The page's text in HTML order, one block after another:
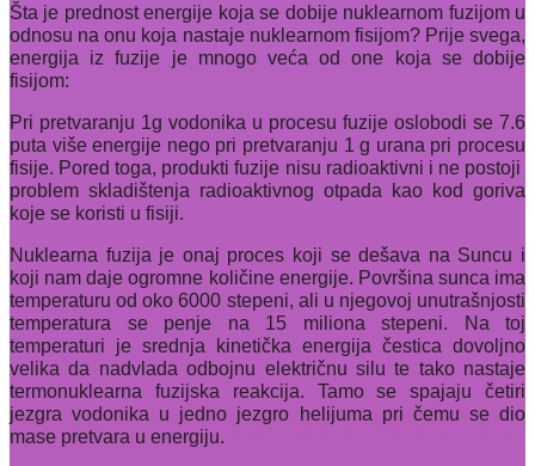
Šta je prednost energije koja se dobije nuklearnom fuzijom u
odnosu na onu koja nastaje nuklearnom fisijom? Prije svega,
energija iz fuzije je mnogo veća od one koja se dobije
fisijom:
Pri pretvaranju 1g vodonika u procesu fuzije oslobodi se 7.6
puta više energije nego pri pretvaranju 1 g urana pri procesu
fisije. Pored toga, produkti fuzije nisu radioaktivni i ne postoji
problem skladištenja radioaktivnog otpada kao kod goriva
koje se koristi u fisiji.
Nuklearna fuzija je onaj proces koji se dešava na Suncu i
koji nam daje ogromne količine energije. Površina sunca ima
temperaturu od oko 6000 stepeni, ali u njegovoj unutrašnjosti
temperatura se penje na 15 miliona stepeni. Na toj
temperaturi je srednja kinetička energija čestica dovoljno
velika da nadvlada odbojnu električnu silu te tako nastaje
termonuklearna fuzijska reakcija. Tamo se spajaju četiri
jezgra vodonika u jedno jezgro helijuma pri čemu se dio
mase pretvara u energiju.